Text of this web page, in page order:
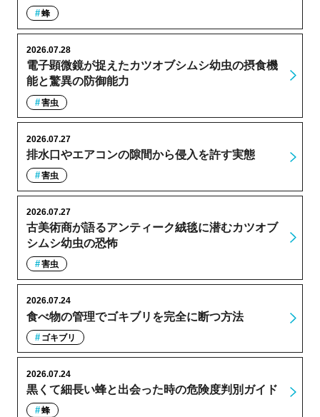
蜂
電子顕微鏡が捉えたカツオブシムシ幼虫の摂食機
能と驚異の防御能力
2026.07.28
害虫
排水口やエアコンの隙間から侵入を許す実態
2026.07.27
害虫
古美術商が語るアンティーク絨毯に潜むカツオブ
シムシ幼虫の恐怖
2026.07.27
害虫
食べ物の管理でゴキブリを完全に断つ方法
2026.07.24
ゴキブリ
黒くて細長い蜂と出会った時の危険度判別ガイド
2026.07.24
蜂